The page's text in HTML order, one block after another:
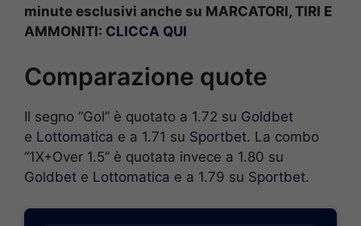
minute esclusivi anche su MARCATORI, TIRI E
AMMONITI: CLICCA QUI
Comparazione quote
Il segno “Gol” è quotato a 1.72 su Goldbet
e Lottomatica e a 1.71 su Sportbet. La combo
“1X+Over 1.5” è quotata invece a 1.80 su
Goldbet e Lottomatica e a 1.79 su Sportbet.